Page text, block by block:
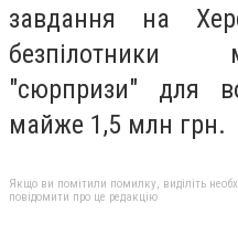
завдання на
безпілотники
"сюрпризи" для
майже 1,5 млн грн.
Якщо ви помітили помилку, виділіть
повідомити про це редакцію